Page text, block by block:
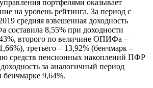
портфелями оказывает
на уровень рейтинга. За период с
средняя взвешенная доходность
8,55% при доходности
второго по величине ОПИФа –
третьего – 13,92% (бенчмарк –
средств пенсионных накоплений ПФР
за аналогичный период
бенчмарке 9,64%.